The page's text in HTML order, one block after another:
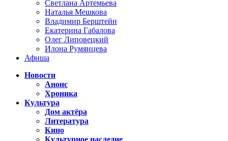
Светлана Артемьева
Наталья Мешкова
Владимир Берштейн
Екатерина Габалова
Олег Липовецкий
Илона Румянцева
Афиша
Новости
Анонс
Хроника
Культура
Дом актёра
Литература
Кино